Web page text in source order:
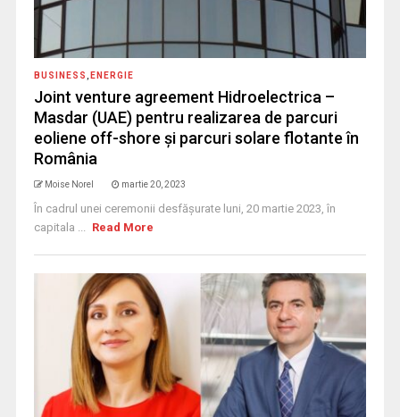
BUSINESS ENERGIE
Joint venture agreement Hidroelectrica –
Masdar (UAE) pentru realizarea de parcuri
eoliene off-shore și parcuri solare flotante în
România
Moise Norel martie 20, 2023
În cadrul unei ceremonii desfășurate luni, 20 martie 2023, în
capitala ... Read More